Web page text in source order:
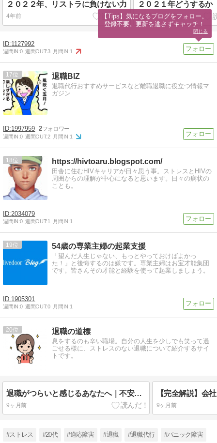
２０２２年、リストラに負けない力
4年前
２０２１年どうするか
5年前
1127992
週間IN:0 週間OUT:3 月間IN:1
17 退職BIZ
退職代行おすすめサービスなど離職退職に役立つ情報マ
ガジン
1997959 2
週間IN:0 週間OUT:2 月間IN:1
18 https://hivtoaru.blogspot.com/
田舎に住むHIVキャリアが日々思う事。ストレスとHIVの
周囲からの理解が中心になると思います。日々の病状の
ことも。
2034079
週間IN:0 週間OUT:1 月間IN:1
19 54歳の専業主婦の起業支援
「望んだ人生じゃない、もっとやっておけばよかっ
た！」と後悔するのは嫌です。専業主婦はお宝才能集団
です。皆さんその才能と経験を使って起業しましょう。
1905301
週間IN:0 週間OUT:0 月間IN:1
20 退職の道標
息をするのも辛い職場。自分の人生を少しでも笑って過
ごせる様に、ストレスのない退職について紹介するサイ
トです。
退職がつらいと感じるあなたへ｜不安を和らげる5つの対処法と円満退職の進め方
9ヶ月前 9ヶ月前
#ストレス #20代 #適応障害 #退職 #退職代行 #パニック障害
【Tips】気になるブログをフォロー。
登録不要。更新を逃さずキャッチ！
閉じる